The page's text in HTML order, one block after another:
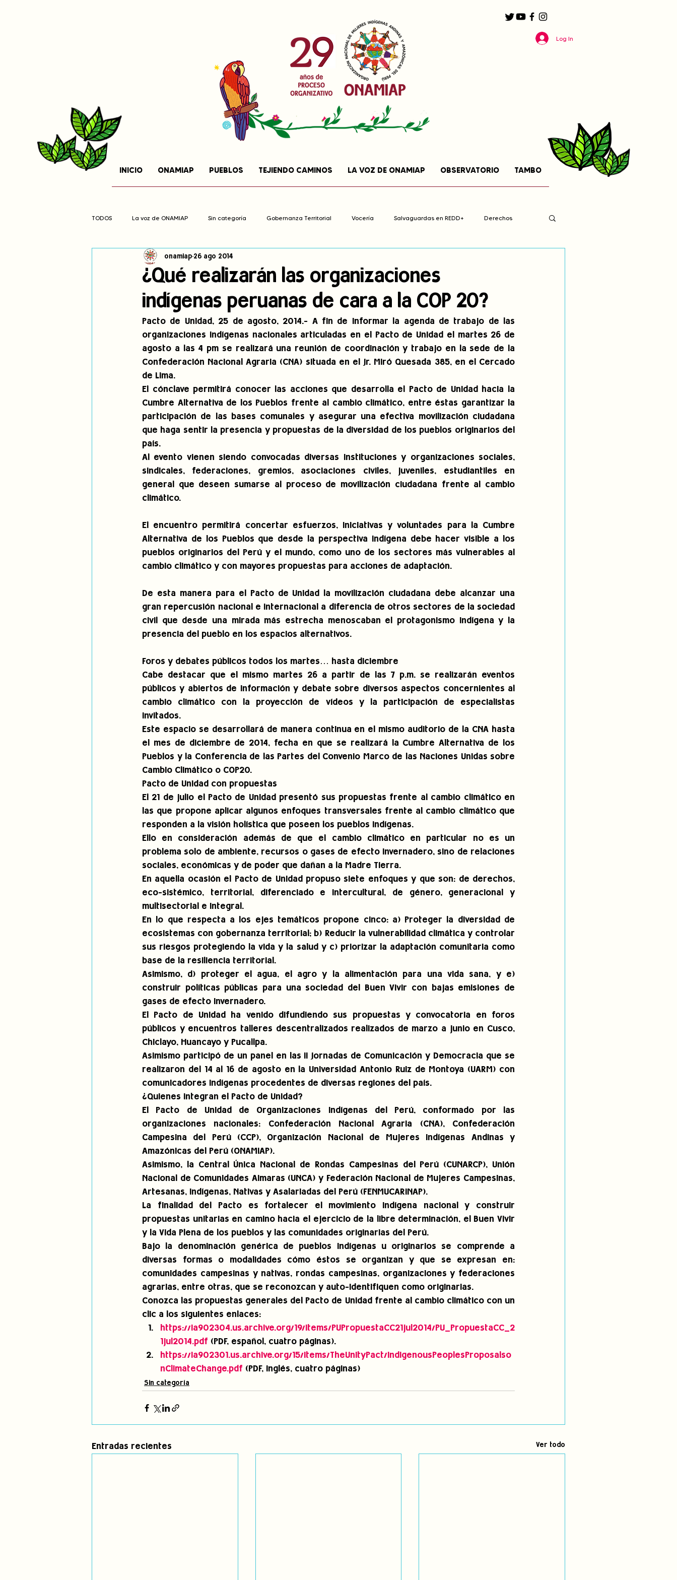
INICIO ONAMIAP PUEBLOS TEJIENDO CAMINOS LA VOZ DE ONAMIAP OBSERVATORIO TAMBO
Log In
TODOS La voz de ONAMIAP Sin categoría Gobernanza Territorial Vocería Salvaguardas en REDD+ Derechos
Cambio climático Navegador indígena
Pronunciamientos Observatorio de consulta previa Mujeres indígenas Territorios indígenas
jóvenes indígenas Incidencias incidencia PNPI Nuestras Raíces Cuentan
¿Qué realizarán las organizaciones
indígenas peruanas de cara a la COP 20?
onamiap 26 ago 2014
Pacto de Unidad, 25 de agosto, 2014.- A fin de informar la agenda de trabajo de las
organizaciones indígenas nacionales articuladas en el Pacto de Unidad el martes 26 de
agosto a las 4 pm se realizará una reunión de coordinación y trabajo en la sede de la
Confederación Nacional Agraria (CNA) situada en el Jr. Miró Quesada 385, en el Cercado
de Lima.
El cónclave permitirá conocer las acciones que desarrolla el Pacto de Unidad hacia la
Cumbre Alternativa de los Pueblos frente al cambio climático, entre éstas garantizar la
participación de las bases comunales y asegurar una efectiva movilización ciudadana
que haga sentir la presencia y propuestas de la diversidad de los pueblos originarios del
país.
Al evento vienen siendo convocadas diversas instituciones y organizaciones sociales,
sindicales, federaciones, gremios, asociaciones civiles, juveniles, estudiantiles en
general que deseen sumarse al proceso de movilización ciudadana frente al cambio
climático.
El encuentro permitirá concertar esfuerzos, iniciativas y voluntades para la Cumbre
Alternativa de los Pueblos que desde la perspectiva indígena debe hacer visible a los
pueblos originarios del Perú y el mundo, como uno de los sectores más vulnerables al
cambio climático y con mayores propuestas para acciones de adaptación.
De esta manera para el Pacto de Unidad la movilización ciudadana debe alcanzar una
gran repercusión nacional e internacional a diferencia de otros sectores de la sociedad
civil que desde una mirada más estrecha menoscaban el protagonismo indígena y la
presencia del pueblo en los espacios alternativos.
Foros y debates públicos todos los martes… hasta diciembre
Cabe destacar que el mismo martes 26 a partir de las 7 p.m. se realizarán eventos
públicos y abiertos de información y debate sobre diversos aspectos concernientes al
cambio climático con la proyección de vídeos y la participación de especialistas
invitados.
Este espacio se desarrollará de manera continua en el mismo auditorio de la CNA hasta
el mes de diciembre de 2014, fecha en que se realizará la Cumbre Alternativa de los
Pueblos y la Conferencia de las Partes del Convenio Marco de las Naciones Unidas sobre
Cambio Climático o COP20.
Pacto de Unidad con propuestas
El 21 de julio el Pacto de Unidad presentó sus propuestas frente al cambio climático en
las que propone aplicar algunos enfoques transversales frente al cambio climático que
responden a la visión holística que poseen los pueblos indígenas.
Ello en consideración además de que el cambio climático en particular no es un
problema solo de ambiente, recursos o gases de efecto invernadero, sino de relaciones
sociales, económicas y de poder que dañan a la Madre Tierra.
En aquella ocasión el Pacto de Unidad propuso siete enfoques y que son: de derechos,
eco-sistémico, territorial, diferenciado e intercultural, de género, generacional y
multisectorial e integral.
En lo que respecta a los ejes temáticos propone cinco: a) Proteger la diversidad de
ecosistemas con gobernanza territorial; b) Reducir la vulnerabilidad climática y controlar
sus riesgos protegiendo la vida y la salud y c) priorizar la adaptación comunitaria como
base de la resiliencia territorial.
Asimismo, d) proteger el agua, el agro y la alimentación para una vida sana, y e)
construir políticas públicas para una sociedad del Buen Vivir con bajas emisiones de
gases de efecto invernadero.
El Pacto de Unidad ha venido difundiendo sus propuestas y convocatoria en foros
públicos y encuentros talleres descentralizados realizados de marzo a junio en Cusco,
Chiclayo, Huancayo y Pucallpa.
Asimismo participó de un panel en las II Jornadas de Comunicación y Democracia que se
realizaron del 14 al 16 de agosto en la Universidad Antonio Ruiz de Montoya (UARM) con
comunicadores indígenas procedentes de diversas regiones del país.
¿Quienes integran el Pacto de Unidad?
El Pacto de Unidad de Organizaciones Indígenas del Perú, conformado por las
organizaciones nacionales: Confederación Nacional Agraria (CNA), Confederación
Campesina del Perú (CCP), Organización Nacional de Mujeres Indígenas Andinas y
Amazónicas del Perú (ONAMIAP).
Asimismo, la Central Única Nacional de Rondas Campesinas del Perú (CUNARCP), Unión
Nacional de Comunidades Aimaras (UNCA) y Federación Nacional de Mujeres Campesinas,
Artesanas, Indígenas, Nativas y Asalariadas del Perú (FENMUCARINAP).
La finalidad del Pacto es fortalecer el movimiento indígena nacional y construir
propuestas unitarias en camino hacia el ejercicio de la libre determinación, el Buen Vivir
y la Vida Plena de los pueblos y las comunidades originarias del Perú.
Bajo la denominación genérica de pueblos indígenas u originarios se comprende a
diversas formas o modalidades cómo éstos se organizan y que se expresan en:
comunidades campesinas y nativas, rondas campesinas, organizaciones y federaciones
agrarias, entre otras, que se reconozcan y auto-identifiquen como originarias.
Conozca las propuestas generales del Pacto de Unidad frente al cambio climático con un
clic a los siguientes enlaces:
https://ia902304.us.archive.org/19/items/PUPropuestaCC21jul2014/PU_PropuestaCC_2
1jul2014.pdf (PDF, español, cuatro páginas).
https://ia902301.us.archive.org/15/items/TheUnityPact/IndigenousPeoplesProposalso
nClimateChange.pdf (PDF, inglés, cuatro páginas)
Sin categoría
Entradas recientes Ver todo